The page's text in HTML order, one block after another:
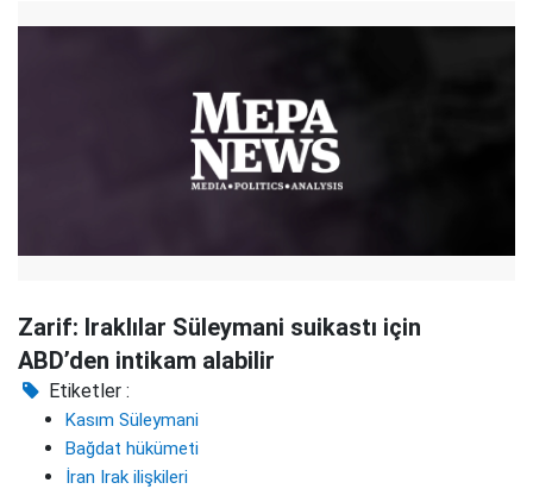
Zarif: Iraklılar Süleymani suikastı için
ABD’den intikam alabilir
Etiketler :
Kasım Süleymani
Bağdat hükümeti
İran Irak ilişkileri